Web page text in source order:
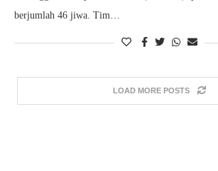
berjumlah 46 jiwa. Tim…
LOAD MORE POSTS